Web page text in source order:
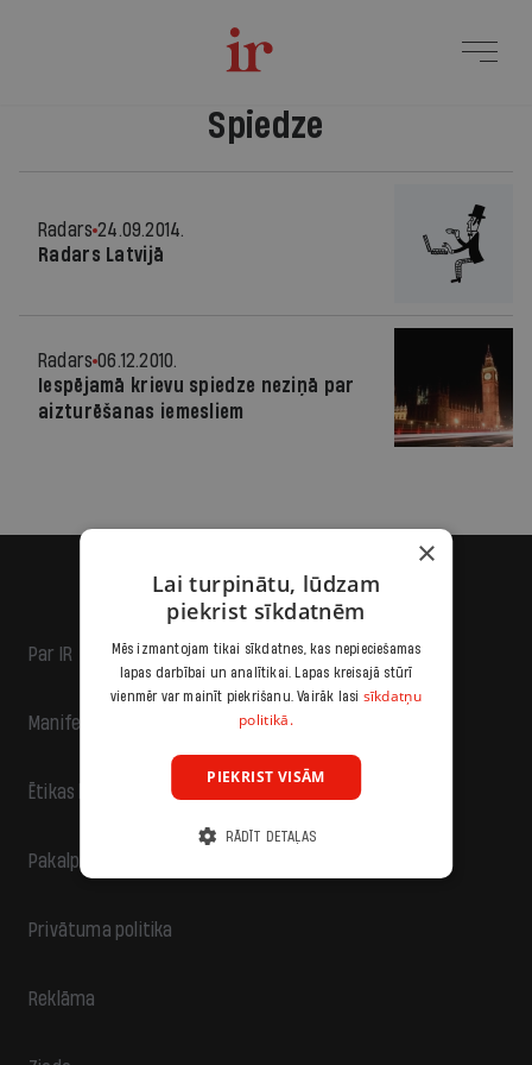
Spiedze
Radars 24.09.2014.
Radars Latvijā
Radars 06.12.2010.
Iespējamā krievu spiedze neziņā par
aizturēšanas iemesliem
Par IR
Manifests
Ētikas kodekss
Pakalpojumu sniegšanas noteikumi
Privātuma politika
Reklāma
×
Lai turpinātu, lūdzam
piekrist sīkdatnēm
Mēs izmantojam tikai sīkdatnes, kas nepieciešamas
lapas darbībai un analītikai. Lapas kreisajā stūrī
vienmēr var mainīt piekrišanu. Vairāk lasi sīkdatņu
politikā.
PIEKRIST VISĀM
RĀDĪT DETAĻAS